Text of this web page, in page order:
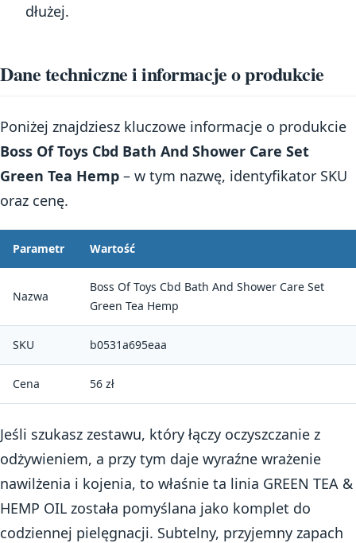
dłużej.
Dane techniczne i informacje o produkcie
Poniżej znajdziesz kluczowe informacje o produkcie
Boss Of Toys Cbd Bath And Shower Care Set
Green Tea Hemp – w tym nazwę, identyfikator SKU
oraz cenę.
Parametr Wartość
Nazwa
Boss Of Toys Cbd Bath And Shower Care Set
Green Tea Hemp
SKU b0531a695eaa
Cena 56 zł
Jeśli szukasz zestawu, który łączy oczyszczanie z
odżywieniem, a przy tym daje wyraźne wrażenie
nawilżenia i kojenia, to właśnie ta linia GREEN TEA &
HEMP OIL została pomyślana jako komplet do
codziennej pielęgnacji. Subtelny, przyjemny zapach